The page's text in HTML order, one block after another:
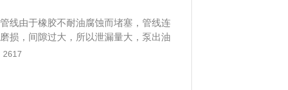
线由于橡胶不耐油腐蚀而堵塞，管线连
损，间隙过大，所以泄漏量大，泵出油
滑动阻力大，储油罐内油面过低；3、
。
2617